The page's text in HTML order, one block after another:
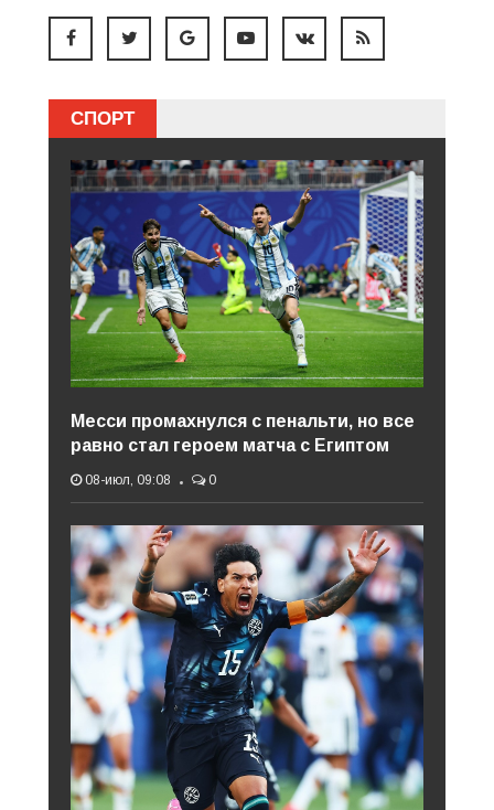
СПОРТ
Месси промахнулся с пенальти, но все
равно стал героем матча с Египтом
08-июл, 09:08 0